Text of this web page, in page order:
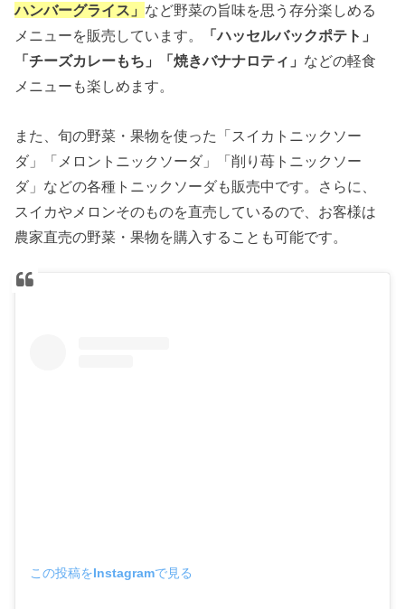
ハンバーグライス」 など野菜の旨味を思う存分楽しめる
メニューを販売しています。
「ハッセルバックポテト」
「チーズカレーもち」「焼きバナナロティ」 などの軽食
メニューも楽しめます。
また、旬の野菜・果物を使った「スイカトニックソー
ダ」「メロントニックソーダ」「削り苺トニックソー
ダ」などの各種トニックソーダも販売中です。さらに、
スイカやメロンそのものを直売しているので、お客様は
農家直売の野菜・果物を購入することも可能です。
この投稿をInstagramで見る